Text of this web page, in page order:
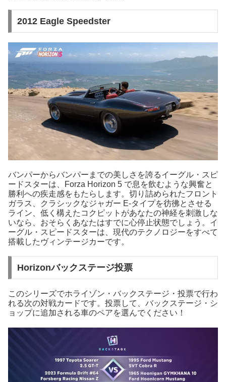
2012 Eagle Speedster
バンパーからバンパーまでの美しさを誇るイーグル・スピ
ードスターは、Forza Horizon 5 で息を飲むような興奮と
勝利への疾走感をもたらします。切り詰められたフロント
ガラス、クラシックなジャガー E-タイプを彷彿とさせる
ライン、低く構えたコクピットがあなたの神経を刺激しな
いなら、おそらくあなたはすでに心停止状態でしょう。イ
ーグル・スピードスターは、現代のテクノロジーをすべて
搭載したヴィンテージカーです。
Horizonバックステージ投票
このシリーズでホライゾン・バックステージ・投票で行わ
れる次の対戦カードです。投票して、バックステージ・シ
ョップに追加される車のペアを選んでください！